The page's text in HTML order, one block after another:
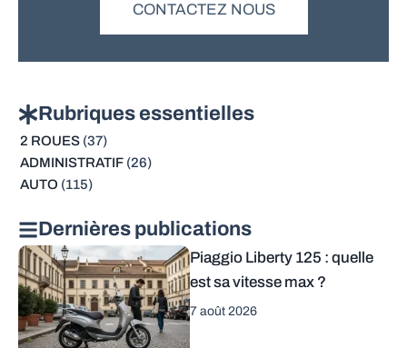
CONTACTEZ NOUS
Rubriques essentielles
2 ROUES(37)
ADMINISTRATIF(26)
AUTO (115)
Dernières publications
Piaggio Liberty 125 : quelle
est sa vitesse max ?
7 août 2026